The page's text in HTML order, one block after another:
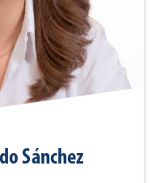
Sánchez